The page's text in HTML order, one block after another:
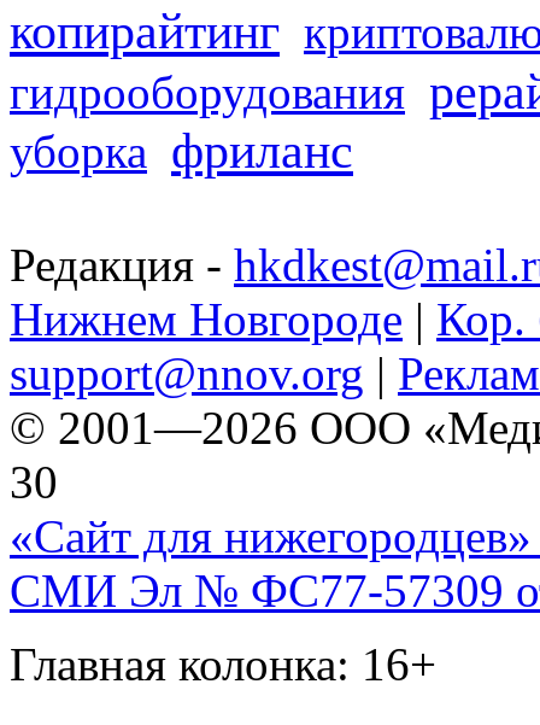
копирайтинг
гидрооборудования
уборка фриланс
Редакция -
Нижнем Новгороде | Кор.
support@nnov.org |
© 2001—2026 ООО
30
«Сайт для нижегородцев»
СМИ Эл № ФС77-57309
Главная колонка: 16+